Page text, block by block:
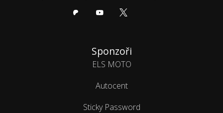
Sponzoři
ELS MOTO
Autocent
Sticky Password